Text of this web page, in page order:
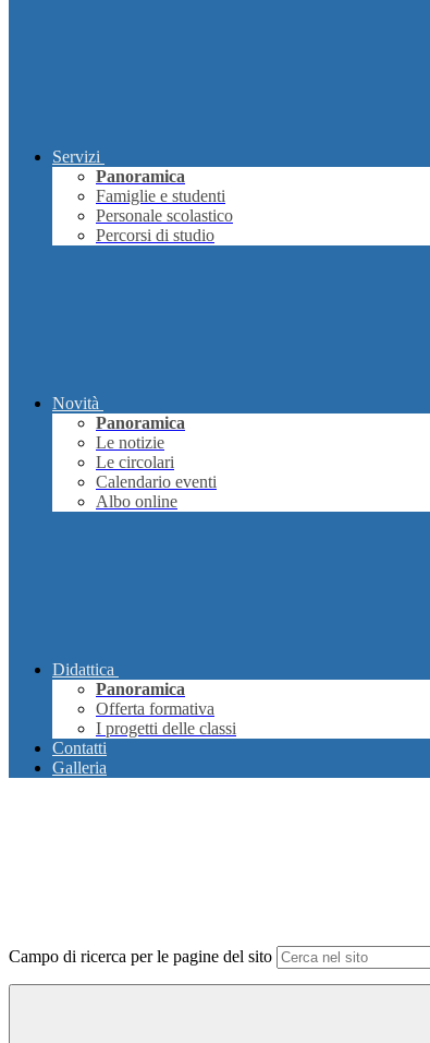
Servizi
Panoramica
Famiglie e studenti
Personale scolastico
Percorsi di studio
Novità
Panoramica
Le notizie
Le circolari
Calendario eventi
Albo online
Didattica
Panoramica
Offerta formativa
I progetti delle classi
Contatti
Galleria
Campo di ricerca per le pagine del sito